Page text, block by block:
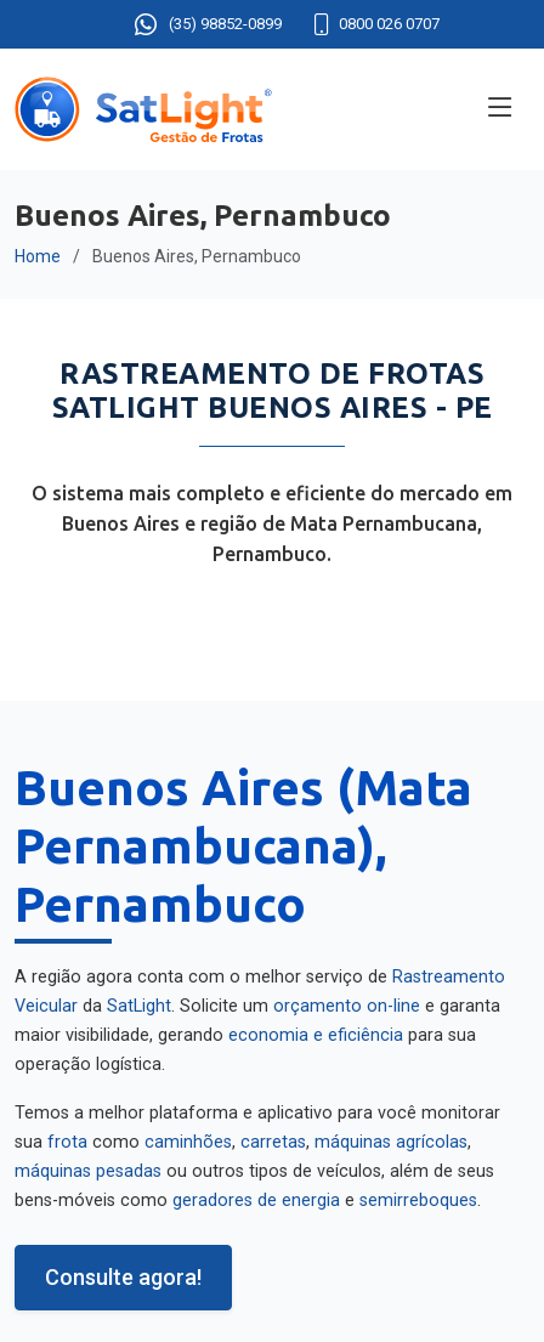
(35) 98852-0899 0800 026 0707
Buenos Aires, Pernambuco
Home Buenos Aires, Pernambuco
RASTREAMENTO DE FROTAS
SATLIGHT BUENOS AIRES - PE
O sistema mais completo e eficiente do mercado em
Buenos Aires e região de Mata Pernambucana,
Pernambuco.
Buenos Aires (Mata
Pernambucana),
Pernambuco
A região agora conta com o melhor serviço de Rastreamento
Veicular da SatLight. Solicite um orçamento on-line e garanta
maior visibilidade, gerando economia e eficiência para sua
operação logística.
Temos a melhor plataforma e aplicativo para você monitorar
sua frota como caminhões, carretas, máquinas agrícolas,
máquinas pesadas ou outros tipos de veículos, além de seus
bens-móveis como geradores de energia e semirreboques.
Consulte agora!